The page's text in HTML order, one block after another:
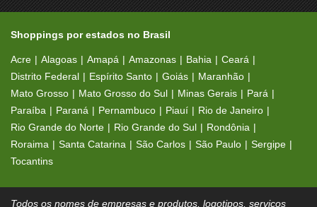
Shoppings por estados no Brasil
Acre Alagoas Amapá Amazonas Bahia
Ceará
Distrito Federal
Espírito Santo Goiás
Maranhão
Mato Grosso
Mato Grosso do Sul Minas Gerais
Pará
Paraíba
Paraná Pernambuco Piauí
Rio de Janeiro
Rio Grande do Norte
Rio Grande do Sul
Rondônia
Roraima
Santa Catarina São Carlos São Paulo
Sergipe
Tocantins
Todos os nomes de empresas e produtos, logotipos, serviços